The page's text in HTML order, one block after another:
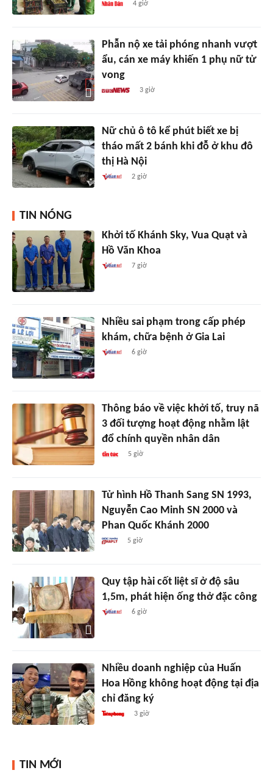
4 giờ
Phẫn nộ xe tải phóng nhanh vượt
ẩu, cán xe máy khiến 1 phụ nữ tử
vong
3 giờ
Nữ chủ ô tô kể phút biết xe bị
tháo mất 2 bánh khi đỗ ở khu đô
thị Hà Nội
2 giờ
TIN NÓNG
Khởi tố Khánh Sky, Vua Quạt và
Hồ Văn Khoa
7 giờ
Nhiều sai phạm trong cấp phép
khám, chữa bệnh ở Gia Lai
6 giờ
Thông báo về việc khởi tố, truy nã
3 đối tượng hoạt động nhằm lật
đổ chính quyền nhân dân
5 giờ
Tử hình Hồ Thanh Sang SN 1993,
Nguyễn Cao Minh SN 2000 và
Phan Quốc Khánh 2000
5 giờ
Quy tập hài cốt liệt sĩ ở độ sâu
1,5m, phát hiện ống thở đặc công
6 giờ
Nhiều doanh nghiệp của Huấn
Hoa Hồng không hoạt động tại địa
chỉ đăng ký
3 giờ
TIN MỚI